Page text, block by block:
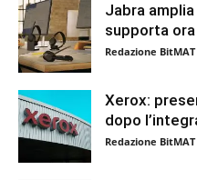
Jabra
supporta
Redazione BitMAT
Xerox:
dopo
Redazione BitMAT